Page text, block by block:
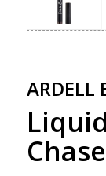
ARDELL